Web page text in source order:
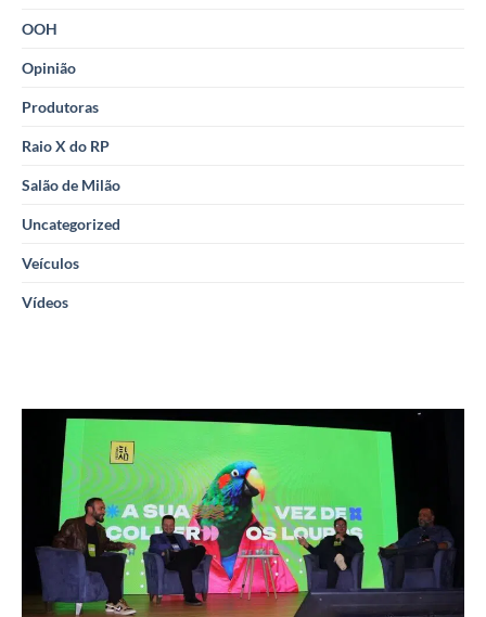
OOH
Opinião
Produtoras
Raio X do RP
Salão de Milão
Uncategorized
Veículos
Vídeos